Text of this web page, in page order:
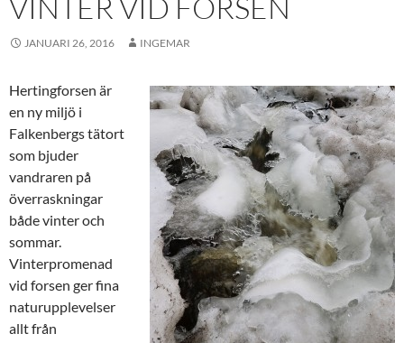
VINTER VID FORSEN
JANUARI 26, 2016 INGEMAR
Hertingforsen är
en ny miljö i
Falkenbergs tätort
som bjuder
vandraren på
överraskningar
både vinter och
sommar.
Vinterpromenad
vid forsen ger fina
naturupplevelser
allt från